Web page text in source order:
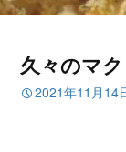
久々のマ
2021年11月14